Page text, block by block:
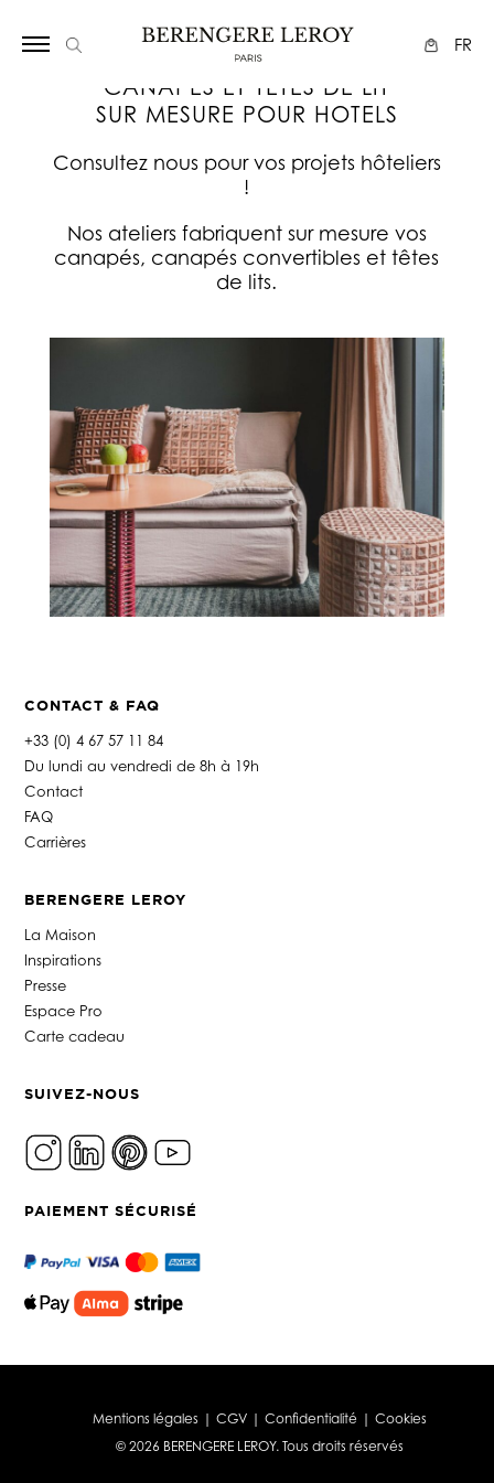
FR
CANAPES ET TETES DE LIT
SUR MESURE POUR HOTELS
Consultez nous pour vos projets hôteliers
!
Nos ateliers fabriquent sur mesure vos
canapés, canapés convertibles et têtes
de lits.
CONTACT & FAQ
+33 (0) 4 67 57 11 84
Du lundi au vendredi de 8h à 19h
Contact
FAQ
Carrières
BERENGERE LEROY
La Maison
Inspirations
Presse
Espace Pro
Carte cadeau
SUIVEZ-NOUS
PAIEMENT SÉCURISÉ
Mentions légales | CGV | Confidentialité | Cookies
© 2026 BERENGERE LEROY. Tous droits réservés